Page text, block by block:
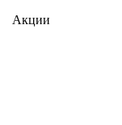
Акции